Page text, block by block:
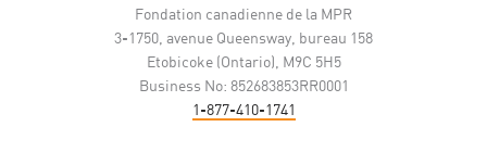
Fondation canadienne de la MPR
3-1750, avenue Queensway, bureau 158
Etobicoke (Ontario), M9C 5H5
Business No: 852683853RR0001
1-877-410-1741